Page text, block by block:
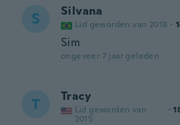
S Silvana
Lid geworden van 2018 ·
Sim
ongeveer 7 jaar geleden
T Tracy
Lid geworden van
2015
·